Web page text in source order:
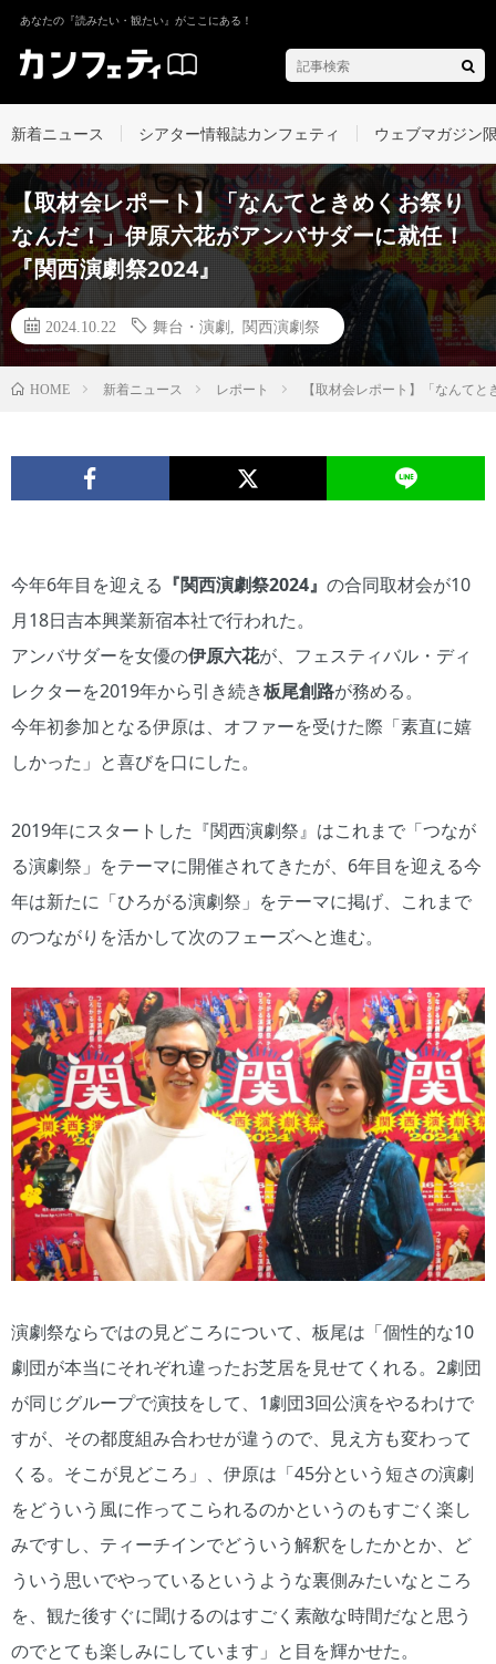
あなたの『読みたい・観たい』がここにある！
新着ニュース シアター情報誌カンフェティ ウェブマガジン
【取材会レポート】「なんてときめくお祭り
なんだ！」伊原六花がアンバサダーに就任！
『関西演劇祭2024』
2024.10.22 舞台・演劇 関西演劇祭
HOME 新着ニュース レポート 【取材会レポート】「なんて
今年6年目を迎える 『関西演劇祭2024』 の合同取材会が10
月18日吉本興業新宿本社で行われた。
アンバサダーを女優の伊原六花が、フェスティバル・ディ
レクターを2019年から引き続き板尾創路が務める。
今年初参加となる伊原は、オファーを受けた際「素直に嬉
しかった」と喜びを口にした。
2019年にスタートした『関西演劇祭』はこれまで「つなが
る演劇祭」をテーマに開催されてきたが、6年目を迎える今
年は新たに「ひろがる演劇祭」をテーマに掲げ、これまで
のつながりを活かして次のフェーズへと進む。
演劇祭ならではの見どころについて、板尾は「個性的な10
劇団が本当にそれぞれ違ったお芝居を見せてくれる。2劇団
が同じグループで演技をして、1劇団3回公演をやるわけで
すが、その都度組み合わせが違うので、見え方も変わって
くる。そこが見どころ」、伊原は「45分という短さの演劇
をどういう風に作ってこられるのかというのもすごく楽し
みですし、ティーチインでどういう解釈をしたかとか、ど
ういう思いでやっているというような裏側みたいなところ
を、観た後すぐに聞けるのはすごく素敵な時間だなと思う
のでとても楽しみにしています」と目を輝かせた。